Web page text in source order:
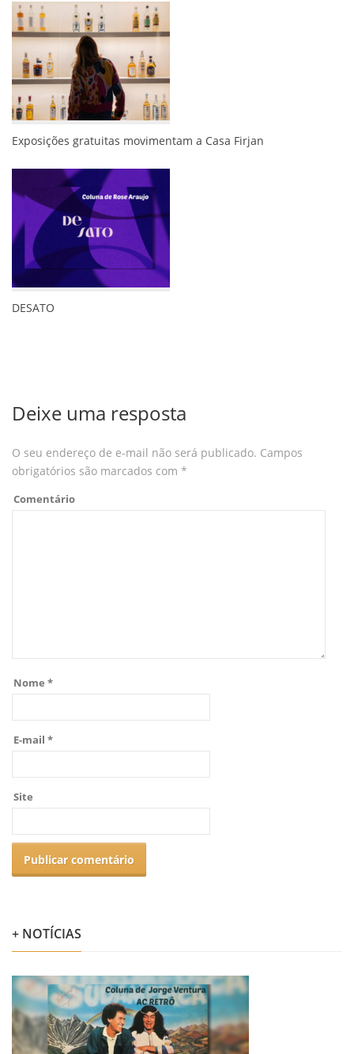
Exposições gratuitas movimentam a Casa Firjan
DESATO
Deixe uma resposta
O seu endereço de e-mail não será publicado. Campos
obrigatórios são marcados com *
Comentário
Nome *
E-mail *
Site
+ NOTÍCIAS